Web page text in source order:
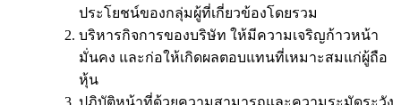
ประโยชน์ของกลุ่มผู้ที่เกี่ยวข้องโดยรวม
บริหารกิจการของบริษัท ให้มีความเจริญก้าวหน้า
มั่นคง และก่อให้เกิดผลตอบแทนที่เหมาะสมแก่ผู้ถือ
หุ้น